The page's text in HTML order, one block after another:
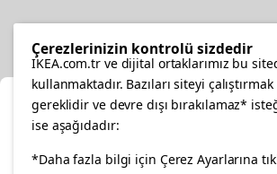
facebooktwitterinstagrampinterestyoutube
Konumunuzu Seçin
Çerezlerinizin kontrolü sizdedir
IKEA.com.tr ve dijital ortaklarımız bu
kullanmaktadır. Bazıları siteyi
gereklidir ve devre dışı bırakılamaz*
ise aşağıdadır:
*Daha fazla bilgi için Çerez Ayarlarına